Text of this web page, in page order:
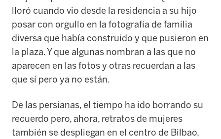
lloró cuando vio desde la residencia a su hijo
posar con orgullo en la fotografía de familia
diversa que había construido y que pusieron en
la plaza. Y que algunas nombran a las que no
aparecen en las fotos y otras recuerdan a las
que sí pero ya no están.
De las persianas, el tiempo ha ido borrando su
recuerdo pero, ahora, retratos de mujeres
también se despliegan en el centro de Bilbao,